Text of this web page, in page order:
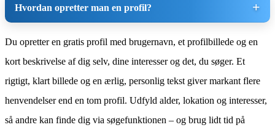
Hvordan opretter man en profil?
Du opretter en gratis profil med brugernavn, et profilbillede og en
kort beskrivelse af dig selv, dine interesser og det, du søger. Et
rigtigt, klart billede og en ærlig, personlig tekst giver markant flere
henvendelser end en tom profil. Udfyld alder, lokation og interesser,
så andre kan finde dig via søgefunktionen – og brug lidt tid på